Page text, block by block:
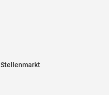
Stellenmarkt